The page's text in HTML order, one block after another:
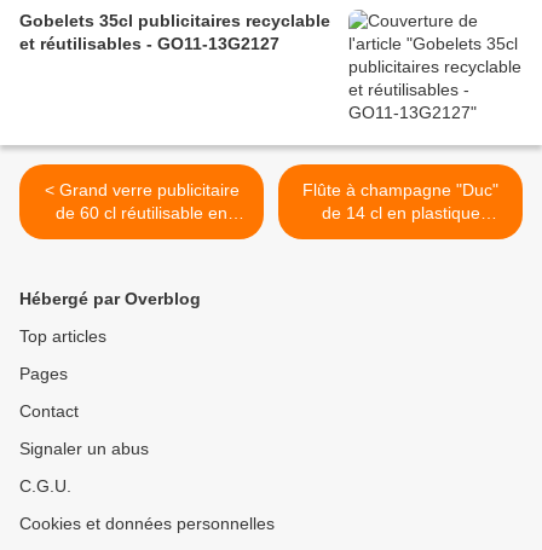
Gobelets 35cl publicitaires recyclable
et réutilisables - GO11-13G2127
< Grand verre publicitaire
de 60 cl réutilisable en
polypropylene passe au
- GO07-18PINTE
Flûte à champagne "Duc"
de 14 cl en plastique
recyclable avec impression
Hébergé par Overblog
Top articles
Pages
Contact
Signaler un abus
C.G.U.
Cookies et données personnelles